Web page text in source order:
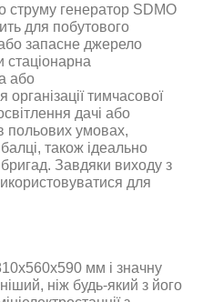
струму генератор SDMO
для побутового
запасне джерело
стаціонарна
або
організації тимчасової
дачі або
польових умовах,
також ідеально
Завдяки виходу з
для
мм і значну
ніж будь-який з його